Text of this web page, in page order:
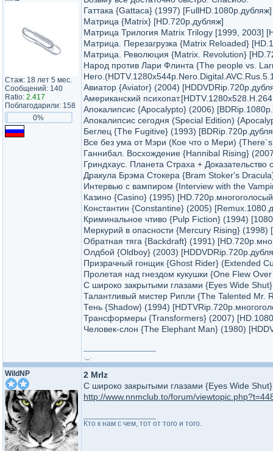
Стаж: 18 лет 5 мес.
Сообщений: 140
Ratio: 2.417
Поблагодарили: 158
0%
Гаттака {Gattaca} (1997) [FullHD.1080p.дубляж]
Матрица {Matrix} [HD.720p.дубляж]
Матрица Трилогия Matrix Trilogy [1999, 2003]
Матрица. Перезагрузка {Matrix Reloaded}
Матрица. Революция {Matrix. Revolution}
Народ против Лари Флинта {The people vs.
Авиатор {Aviator} (2004)
Американский
Апокалипсис {Apocalypto} (2006)
Апокалипсис сегодня (Special Edition)
Беглец {The Fugitive} (1993)
Все без ума от Мэри (Кое что о Мери)
Ганнибал. Восхождение {Hannibal Rising}
Гриндхаус. Планета Страха +
Дракула Брэма Стокера {Bram Stoker's
Интервью с вампиром {Interview with the
Казино {Casino} (1995)
Константин {Constantine} (2005)
Криминальное чтиво {Pulp Fiction} (1994)
Меркурий в опасности {Mercury Rising} (1998)
Обратная тяга {Backdraft} (1991)
Олдбой {Oldboy} (2003)
Призрачный гонщик {Ghost Rider} (Extended
Пролетая над гнездом кукушки {One Flew
С широко закрытыми глазами {Eyes Wide
Талантливый мистер Рипли {The Talented Mr.
Тень {Shadow} (1994)
Трансформеры {Transformers} (2007)
Человек-слон {The Elephant Man} (1980)
._.
WildNP
2 MrIz
С широко закрытыми глазами {Eyes Wide
http://www.nnmclub.to/forum/
Кто к нам с чем, тот от того и того.